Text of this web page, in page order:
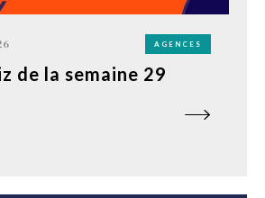
AGENCES
de la semaine 29